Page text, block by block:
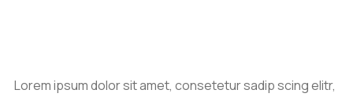
Lorem ipsum dolor sit amet, consetetur sadip scing elitr,